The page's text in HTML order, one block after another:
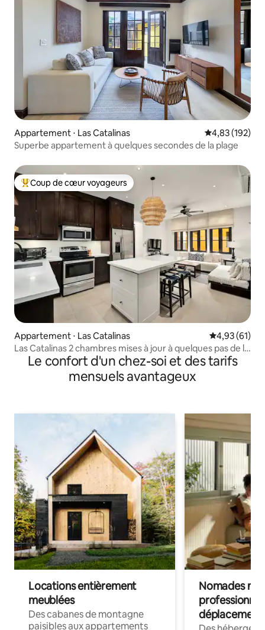
Appartement ⋅ Las Catalinas Évaluation
4,83 (192)
Superbe appartement à quelques secondes de la plage
Coups de cœur voyageurs les plus appréciés
Coup de cœur voyageurs
Appartement ⋅ Las Catalinas Évaluation
4,93 (61)
Las Catalinas 2 chambres mises à jour à quelques pas de la
plageLe confort d'un chez-soi et des tarifs
mensuels avantageux
Locations entièrement
meublées
Des cabanes de montagne
paisibles aux appartements
Nomades
déplacement